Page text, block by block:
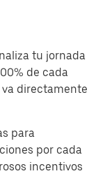
tu jornada
de cada
directamente
para
por cada
incentivos